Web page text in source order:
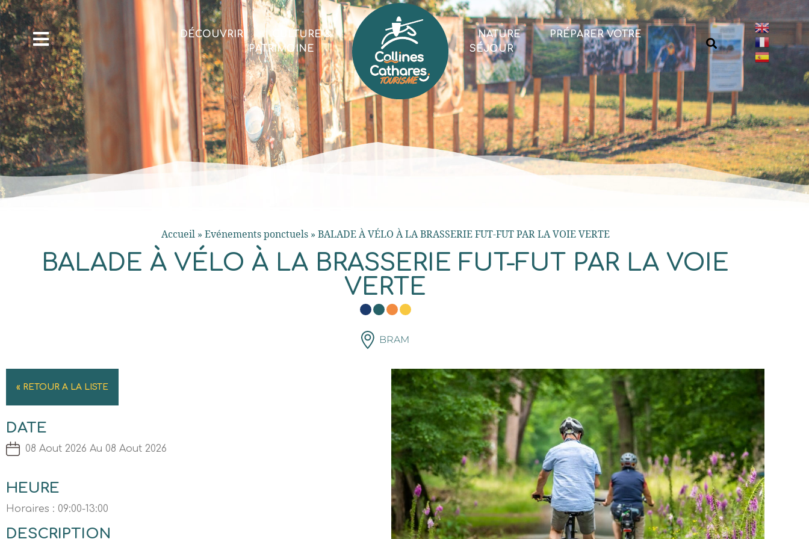
DÉCOUVRIR
CULTURE &
PATRIMOINE
NATURE
PRÉPARER VOTRE
SÉJOUR
Accueil» Evénements ponctuels» BALADE À VÉLO À LA BRASSERIE FUT-FUT PAR LA VOIE VERTE
BALADE À VÉLO À LA BRASSERIE FUT-FUT PAR LA VOIE
VERTE
BRAM
« RETOUR A LA LISTE
DATE
08 Aout 2026 Au 08 Aout 2026
HEURE
Horaires : 09:00-13:00
DESCRIPTION